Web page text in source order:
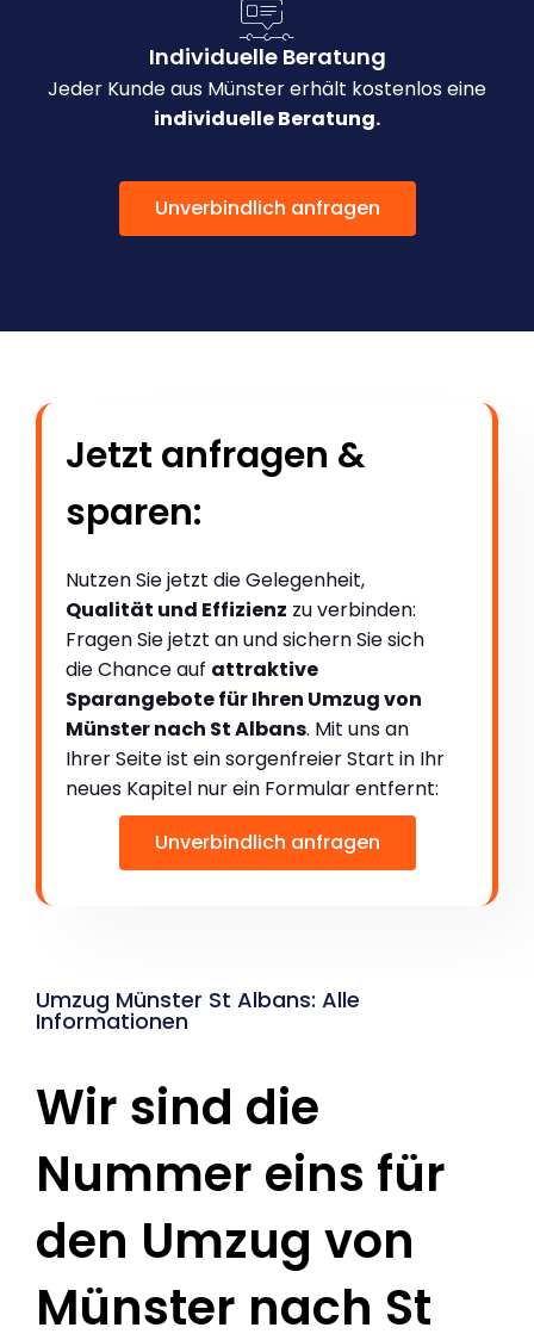
Individuelle Beratung
Jeder Kunde aus Münster erhält kostenlos eine
individuelle Beratung.
Unverbindlich anfragen
Jetzt anfragen &
sparen:
Nutzen Sie jetzt die Gelegenheit,
Qualität und Effizienz zu verbinden:
Fragen Sie jetzt an und sichern Sie sich
die Chance auf attraktive
Sparangebote für Ihren Umzug von
Münster nach St Albans. Mit uns an
Ihrer Seite ist ein sorgenfreier Start in Ihr
neues Kapitel nur ein Formular entfernt:
Unverbindlich anfragen
Umzug Münster St Albans: Alle
Informationen
Wir sind die
Nummer eins für
den Umzug von
Münster nach St